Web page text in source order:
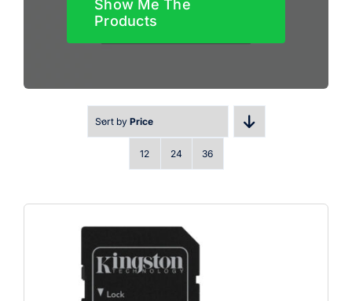
Show Me The
Products
Sort by Price
12 24 36